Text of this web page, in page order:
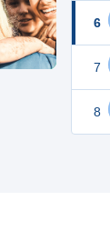
6
7
8